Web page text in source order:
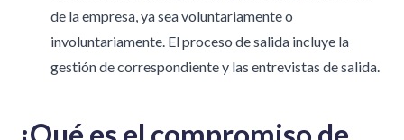
de la empresa, ya sea voluntariamente o
involuntariamente. El proceso de salida incluye la
gestión de correspondiente y las entrevistas de salida.